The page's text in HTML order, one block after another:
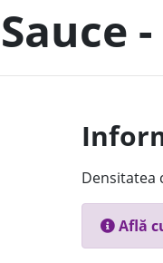
Densitatea
Află